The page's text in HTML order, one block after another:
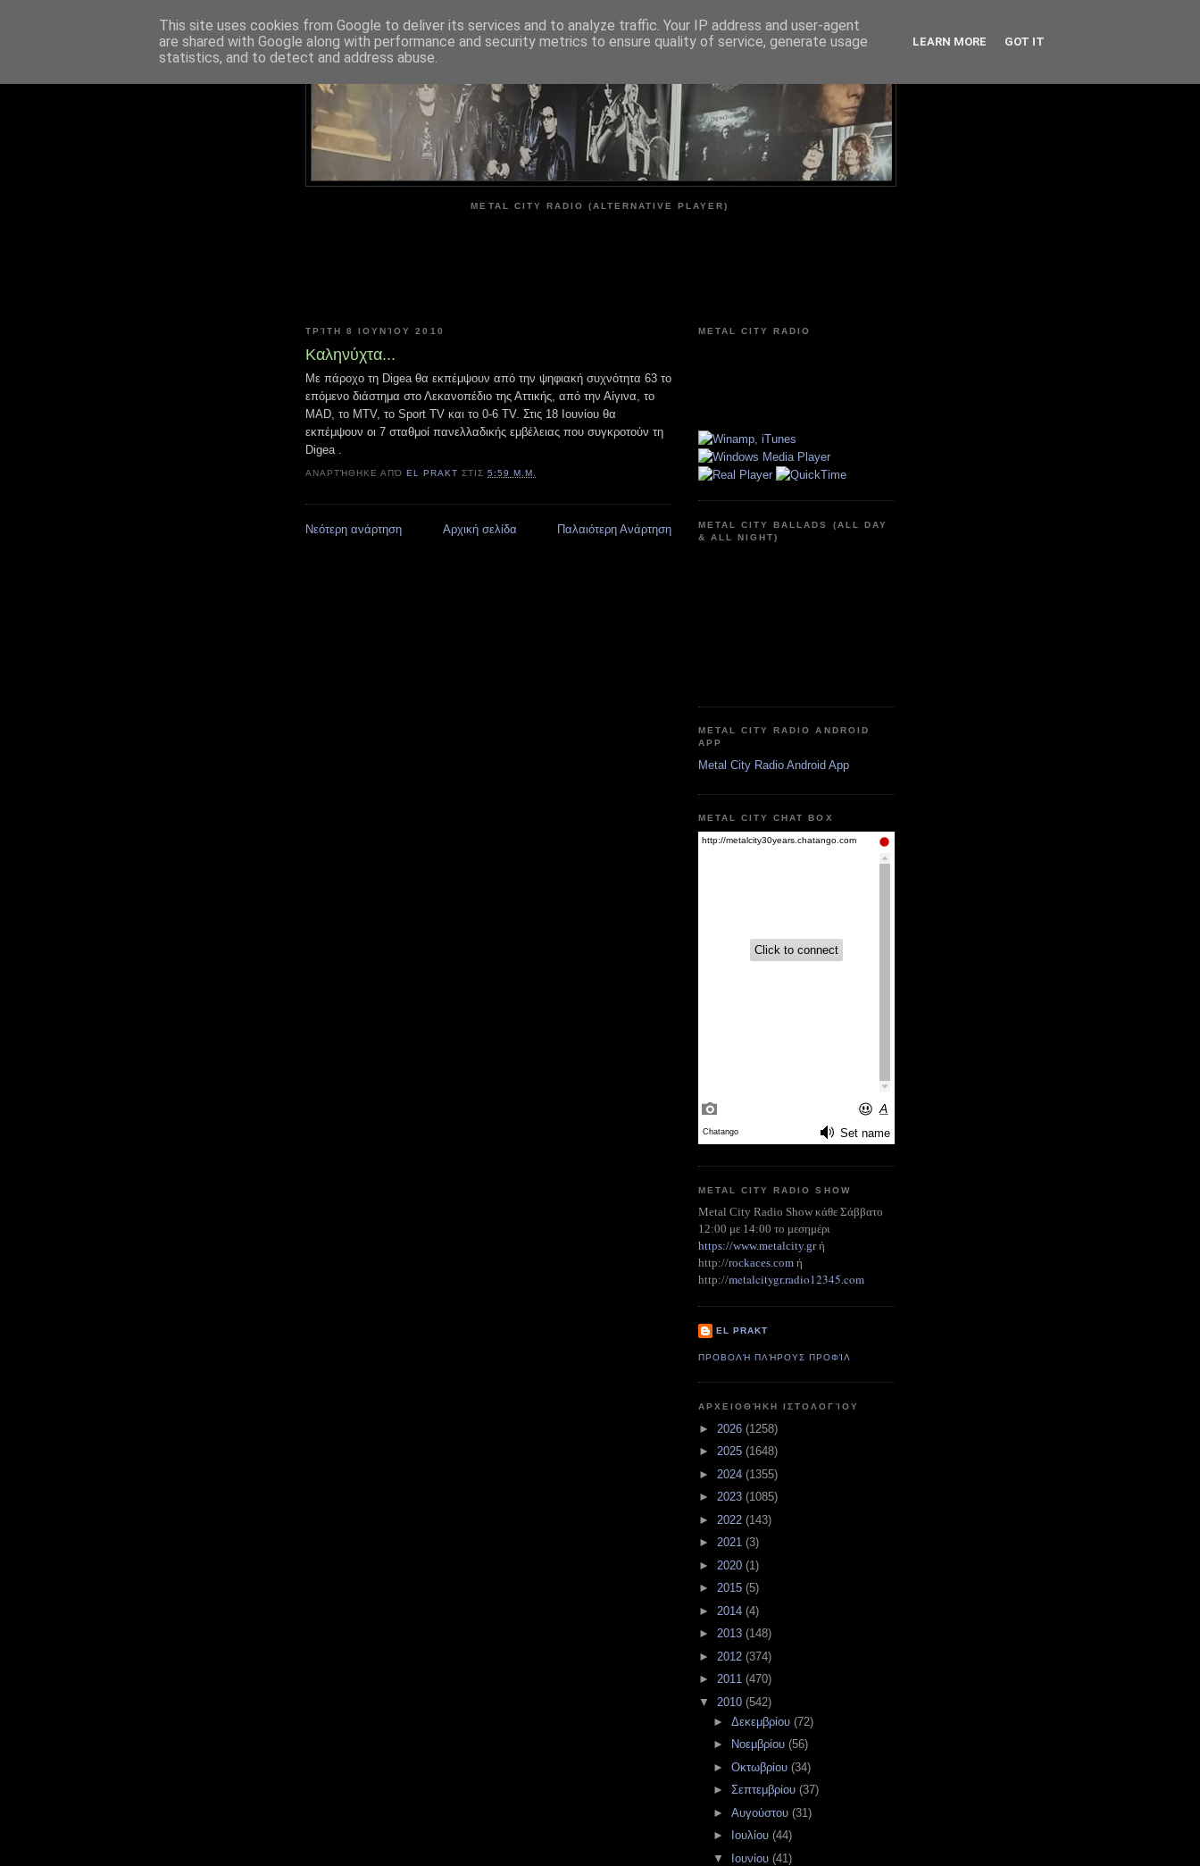
METAL CITY
METAL CITY RADIO (ALTERNATIVE PLAYER)
ΤΡΊΤΗ 8 ΙΟΥΝΊΟΥ 2010
Καληνύχτα...
Με πάροχο τη Digea θα εκπέμψουν από την ψηφιακή συχνότητα 63 το
επόμενο διάστημα στο Λεκανοπέδιο της Αττικής, από την Αίγινα, το
MAD, το MTV, το Sport TV και το 0-6 TV. Στις 18 Ιουνίου θα
εκπέμψουν οι 7 σταθμοί πανελλαδικής εμβέλειας που συγκροτούν τη
Digea .
ΑΝΑΡΤΉΘΗΚΕ ΑΠΌEL PRAKT ΣΤΙΣ5:59 Μ.Μ.
Νεότερη ανάρτηση Παλαιότερη Ανάρτηση
Αρχική σελίδα
METAL CITY RADIO
METAL CITY BALLADS (ALL DAY
& ALL NIGHT)
METAL CITY RADIO ANDROID
APP
Metal City Radio Android App
METAL CITY CHAT BOX
METAL CITY RADIO SHOW
Metal City Radio Show κάθε Σάββατο
12:00 με 14:00 το μεσημέρι
https://www.metalcity.grή
http://rockaces.com ή
http://metalcitygr.radio12345.com
EL PRAKT
ΠΡΟΒΟΛΉ ΠΛΉΡΟΥΣ ΠΡΟΦΊΛ
ΑΡΧΕΙΟΘΉΚΗ ΙΣΤΟΛΟΓΊΟΥ
► 2026 (1258)
► 2025 (1648)
► 2024 (1355)
► 2023 (1085)
► 2022 (143)
► 2021 (3)
► 2020 (1)
► 2015 (5)
► 2014 (4)
► 2013 (148)
► 2012 (374)
► 2011 (470)
▼ 2010 (542)
► Δεκεμβρίου (72)
►
Νοεμβρίου (56)
► Οκτωβρίου (34)
► Σεπτεμβρίου (37)
► Αυγούστου (31)
►
Ιουλίου (44)
▼
Ιουνίου (41)
This site uses cookies from Google to deliver its services and to analyze traffic. Your IP address and user-agent
are shared with Google along with performance and security metrics to ensure quality of service, generate usage
statistics, and to detect and address abuse.
LEARN MORE GOT IT